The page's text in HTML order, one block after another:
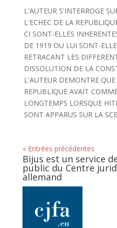
L'AUTEUR S'INTERROGE
L'ECHEC DE LA
CI SONT-ELLES
DE 1919 OU LUI SONT-
RETRACANT LES
DISSOLUTION DE LA
L'AUTEUR DEMONTRE
REPUBLIQUE AVAIT
LONGTEMPS LORSQUE
SONT APPARUS SUR LA
« Entrées précédentes
Bijus est un service
public du Centre
allemand